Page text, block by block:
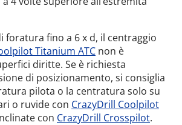
foratura fino a 6 x d, il centraggio
Titanium ATC non è
diritte. Se è richiesta
di posizionamento, si consiglia
pilota o la centratura solo su
o ruvide con CrazyDrill Coolpilot
con CrazyDrill Crosspilot.